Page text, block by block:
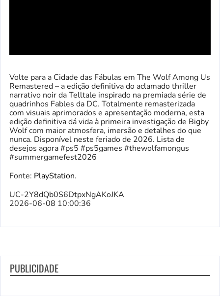
Volte para a Cidade das Fábulas em The Wolf Among Us
Remastered – a edição definitiva do aclamado thriller
narrativo noir da Telltale inspirado na premiada série de
quadrinhos Fables da DC. Totalmente remasterizada
com visuais aprimorados e apresentação moderna, esta
edição definitiva dá vida à primeira investigação de Bigby
Wolf com maior atmosfera, imersão e detalhes do que
nunca. Disponível neste feriado de 2026. Lista de
desejos agora #ps5 #ps5games #thewolfamongus
#summergamefest2026
Fonte: PlayStation.
UC-2Y8dQb0S6DtpxNgAKoJKA
2026-06-08 10:00:36
PUBLICIDADE